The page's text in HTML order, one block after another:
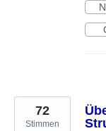
72
Stimmen